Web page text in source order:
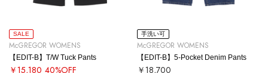
SALE
McGREGOR WOMENS
【EDIT-B】T/W Tuck Pants
￥15,180 40%OFF
手洗い可
McGREGOR WOMENS
【EDIT-B】5-Pocket Denim Pants
￥18,700